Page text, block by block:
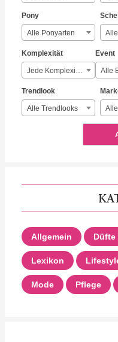
Pony
Alle Ponyarten
Komplexität
Jede Komplexität
Event
Alle
Trendlook
Alle Trendlooks
Allgemein Düfte
Lexikon
Mode Pflege